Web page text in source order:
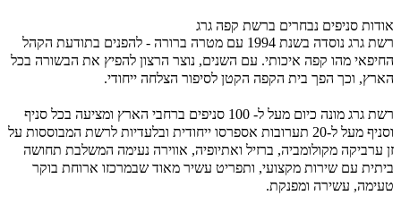
אודות סניפים נבחרים ברשת קפה גרג
רשת גרג נוסדה בשנת 1994 עם מטרה ברורה - להפנים בתודעת הקהל
החיפאי מהו קפה איכותי. עם השנים, נוצר הרצון להפיץ את הבשורה בכל
הארץ, וכך הפך בית הקפה הקטן לסיפור הצלחה ייחודי.
רשת גרג מונה כיום מעל ל- 100 סניפים ברחבי הארץ ומציעה בכל סניף
וסניף מעל ל-20 תערובות אספרסו ייחודית ובלעדיות לרשת המבוססות על
זן ערביקה מקולומביה, ברזיל ואתיופיה, אווירה נעימה המשלבת תחושה
ביתית עם שירות מקצועי, ותפריט עשיר מאוד שבמרכזו ארוחת בוקר
טעימה, עשירה ומפנקת.